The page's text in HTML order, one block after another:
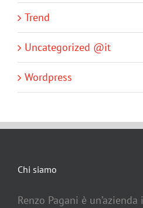
Trend
Uncategorized @it
Wordpress
Chi siamo
Renzo Pagani è